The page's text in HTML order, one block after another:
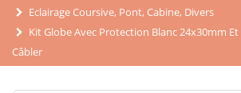
Eclairage Coursive, Pont, Cabine, Divers
Kit Globe Avec Protection Blanc 24x30mm
Câbler